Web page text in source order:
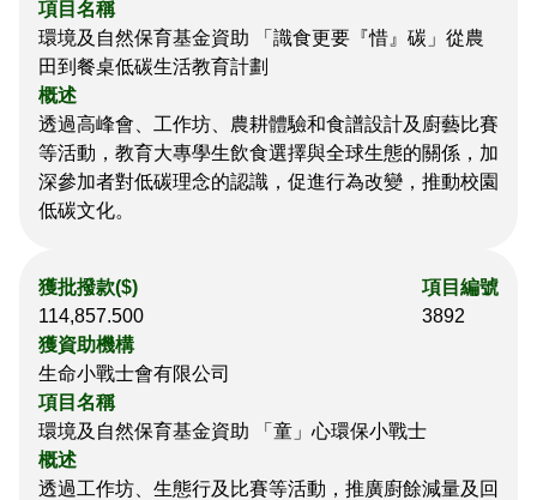
項目名稱
環境及自然保育基金資助 「識食更要『惜』碳」從農
田到餐桌低碳生活教育計劃
概述
透過高峰會、工作坊、農耕體驗和食譜設計及廚藝比賽
等活動，教育大專學生飲食選擇與全球生態的關係，加
深參加者對低碳理念的認識，促進行為改變，推動校園
低碳文化。
獲批撥款($)
114,857.500
項目編號
3892
獲資助機構
生命小戰士會有限公司
項目名稱
環境及自然保育基金資助 「童」心環保小戰士
概述
透過工作坊、生態行及比賽等活動，推廣廚餘減量及回